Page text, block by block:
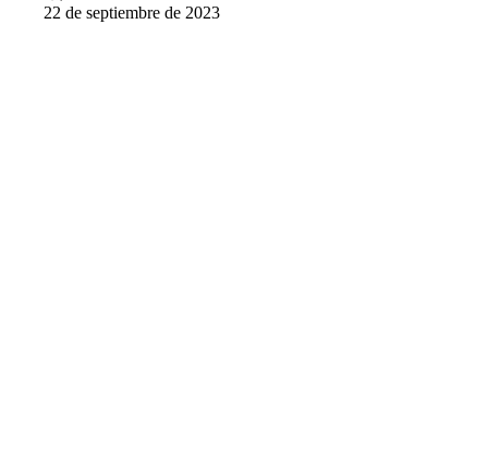
22 de septiembre de 2023